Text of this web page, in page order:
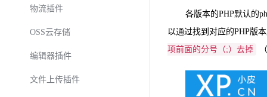
物流插件
OSS云存储
编辑器插件
文件上传插件
各版本的PHP默认的
以通过找到对应的PHP版
项前面的分号（;）去掉